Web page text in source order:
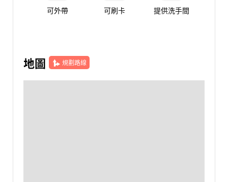
可外帶 可刷卡 提供洗手間
地圖 規劃路線